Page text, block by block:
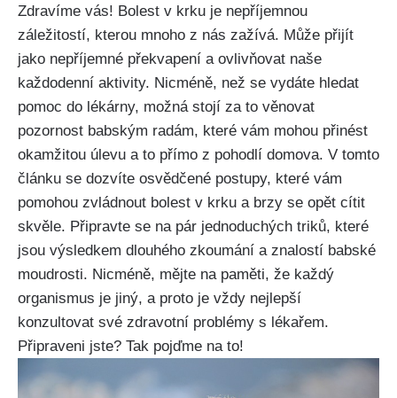
Zdravíme vás! Bolest⁢ v krku je nepříjemnou
záležitostí,⁣ kterou mnoho‌ z nás zažívá. Může⁢ přijít
jako⁣ nepříjemné ‌překvapení a ovlivňovat naše
každodenní aktivity. Nicméně, než se vydáte hledat
pomoc do lékárny,⁤ možná stojí za ​to věnovat⁣
pozornost ⁣babským‌ radám, které vám mohou přinést​
okamžitou úlevu​ a to přímo z ⁢pohodlí domova.​ V tomto
článku se dozvíte osvědčené postupy, které vám
pomohou⁢ zvládnout bolest v ‍krku a brzy se opět⁤ cítit
skvěle.‍ Připravte⁣ se ⁣na pár jednoduchých triků, ​které
jsou výsledkem​ dlouhého zkoumání a znalostí babské
moudrosti. Nicméně, mějte​ na ‌paměti, že každý
organismus‍ je ⁣jiný, a proto⁤ je vždy ‍nejlepší
konzultovat⁤ své ‍zdravotní ⁢problémy⁣ s lékařem.
Připraveni⁢ jste? Tak pojďme na to!